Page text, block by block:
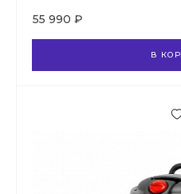
55 990 ₽
В